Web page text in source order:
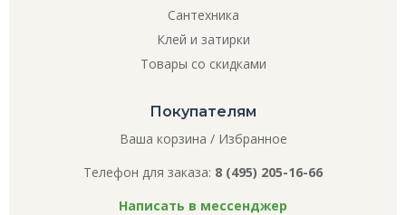
Сантехника
Клей и затирки
Товары со скидками
Покупателям
Ваша корзина / Избранное
Телефон для заказа: 8 (495) 205-16-66
Написать в мессенджер